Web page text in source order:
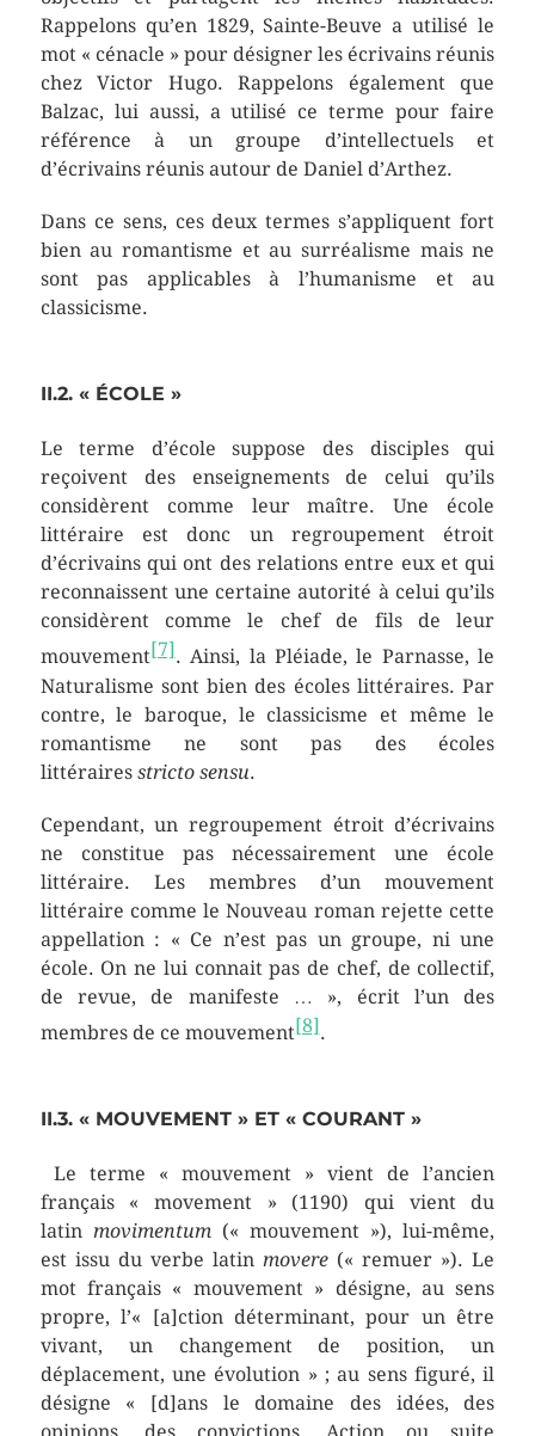
Rappelons qu’en 1829, Sainte-Beuve a utilisé le
mot « cénacle » pour désigner les écrivains réunis
chez Victor Hugo. Rappelons également que
Balzac, lui aussi, a utilisé ce terme pour faire
référence à un groupe d’intellectuels et
d’écrivains réunis autour de Daniel d’Arthez.
Dans ce sens, ces deux termes s’appliquent fort
bien au romantisme et au surréalisme mais ne
sont pas applicables à l’humanisme et au
classicisme.
II.2. « ÉCOLE »
Le terme d’école suppose des disciples qui
reçoivent des enseignements de celui qu’ils
considèrent comme leur maître. Une école
littéraire est donc un regroupement étroit
d’écrivains qui ont des relations entre eux et qui
reconnaissent une certaine autorité à celui qu’ils
considèrent comme le chef de fils de leur
mouvement[7]. Ainsi, la Pléiade, le Parnasse, le
Naturalisme sont bien des écoles littéraires. Par
contre, le baroque, le classicisme et même le
romantisme ne sont pas des écoles
littéraires stricto sensu.
Cependant, un regroupement étroit d’écrivains
ne constitue pas nécessairement une école
littéraire. Les membres d’un mouvement
littéraire comme le Nouveau roman rejette cette
appellation : « Ce n’est pas un groupe, ni une
école. On ne lui connait pas de chef, de collectif,
de revue, de manifeste … », écrit l’un des
membres de ce mouvement[8].
II.3. « MOUVEMENT » ET « COURANT »
Le terme « mouvement » vient de l’ancien
français « movement » (1190) qui vient du
latin movimentum(« mouvement »), lui-même,
est issu du verbe latinmovere (« remuer »). Le
mot français « mouvement » désigne, au sens
propre, l’« [a]ction déterminant, pour un être
vivant, un changement de position, un
déplacement, une évolution » ; au sens figuré, il
désigne « [d]ans le domaine des idées, des